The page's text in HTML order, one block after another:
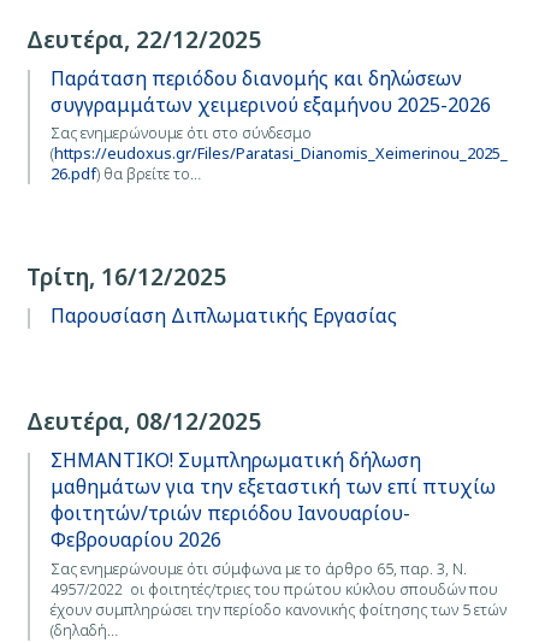
Δευτέρα, 22/12/2025
Παράταση περιόδου διανομής και δηλώσεων
συγγραμμάτων χειμερινού εξαμήνου 2025-2026
Σας ενημερώνουμε ότι στο σύνδεσμο
(https://eudoxus.gr/Files/Paratasi_Dianomis_Xeimerinou_2025_
26.pdf) θα βρείτε το…
Τρίτη, 16/12/2025
Παρουσίαση Διπλωματικής Εργασίας
Δευτέρα, 08/12/2025
ΣΗΜΑΝΤΙΚΟ! Συμπληρωματική δήλωση
μαθημάτων για την εξεταστική των επί πτυχίω
φοιτητών/τριών περιόδου Ιανουαρίου-
Φεβρουαρίου 2026
Σας ενημερώνουμε ότι σύμφωνα με το άρθρο 65, παρ. 3, Ν.
4957/2022 οι φοιτητές/τριες του πρώτου κύκλου σπουδών που
έχουν συμπληρώσει την περίοδο κανονικής φοίτησης των 5 ετών
(δηλαδή…